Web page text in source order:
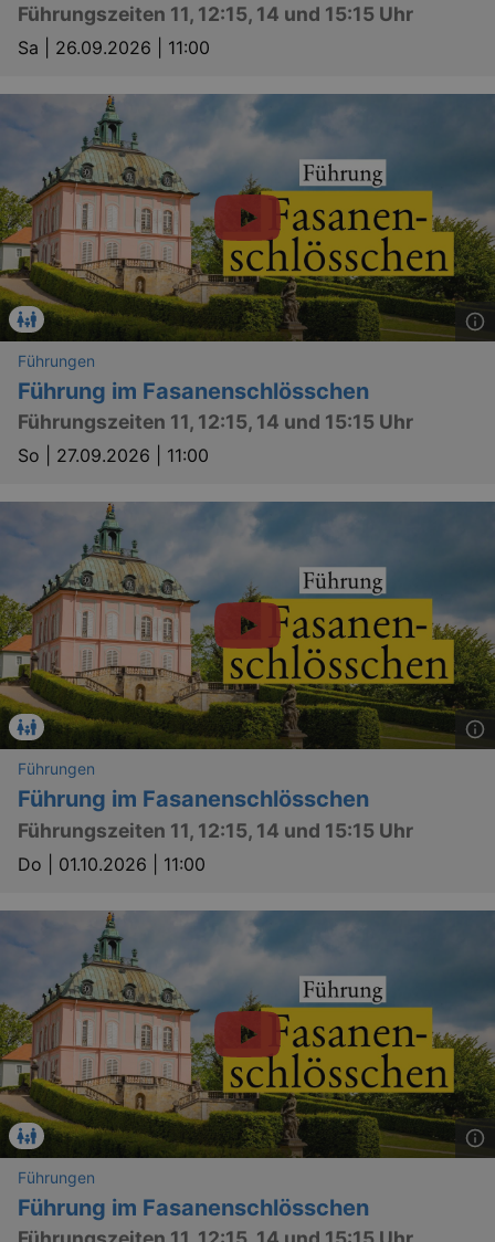
Führungszeiten 11, 12:15, 14 und 15:15 Uhr
Sa | 26.09.2026 | 11:00
Führungen
Führung im Fasanenschlösschen
Führungszeiten 11, 12:15, 14 und 15:15 Uhr
So | 27.09.2026 | 11:00
Führungen
Führung im Fasanenschlösschen
Führungszeiten 11, 12:15, 14 und 15:15 Uhr
Do | 01.10.2026 | 11:00
Führungen
Führung im Fasanenschlösschen